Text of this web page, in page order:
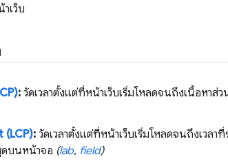
เว็บ
: วัดเวลาตั้งแต่ที่หน้าเว็บเริ่มโหลดจนถึงเนื้อหา
(LCP): วัดเวลาตั้งแต่ที่หน้าเว็บเริ่มโหลดจนถึงเวล
บนหน้าจอ (lab, field)